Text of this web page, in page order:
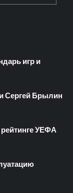
игр и
Сергей Брылин
УЕФА